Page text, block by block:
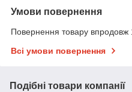
Умови повернення
Повернення товару впродовж
Всі умови повернення
Подібні товари компанії